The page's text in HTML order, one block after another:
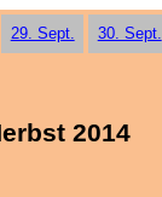
29. Sept. 30. Sept.
2014